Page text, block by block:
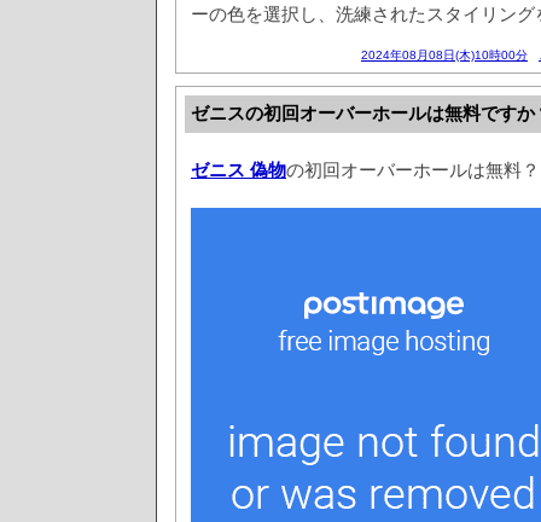
ーの色を選択し、洗練されたスタイリン
2024年08月08日(木)10時00分
ゼニスの初回オーバーホールは無料ですか
ゼニス 偽物の初回オーバーホールは無料？